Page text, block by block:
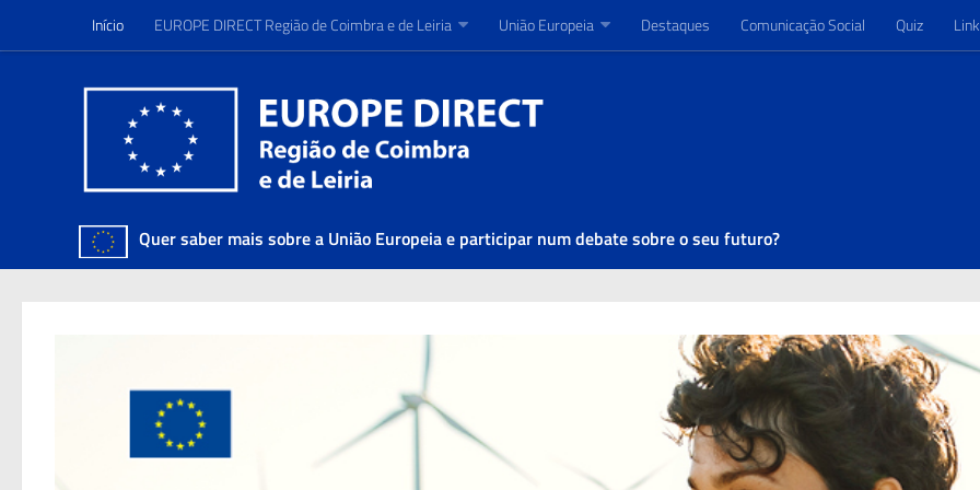
Início EUROPE DIRECT Região de Coimbra e de Leiria União Europeia Destaques Comunicação Social Quiz
Quer saber mais sobre a União Europeia e participar num debate sobre o seu futuro?
Início EUROPE DIRECT Região de Coimbra e de Leiria União Europeia Destaques Comunicação Social Quiz